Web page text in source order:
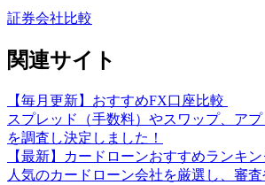
証券会社比較
関連サイト
【毎月更新】おすすめFX口座比較
スプレッド（手数料）やスワップ、ア
を調査し決定しました！
【最新】カードローンおすすめランキ
人気のカードローン会社を厳選し、審